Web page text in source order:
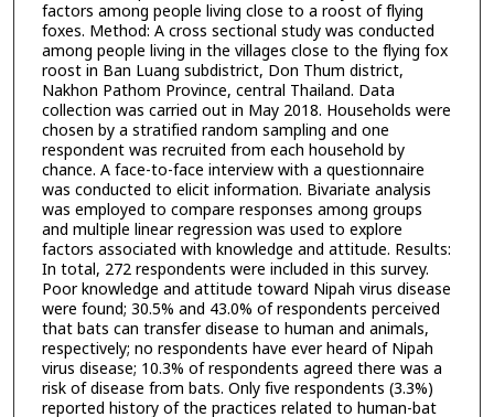
factors among people living close to a roost of flying
foxes. Method: A cross sectional study was conducted
among people living in the villages close to the flying fox
roost in Ban Luang subdistrict, Don Thum district,
Nakhon Pathom Province, central Thailand. Data
collection was carried out in May 2018. Households were
chosen by a stratified random sampling and one
respondent was recruited from each household by
chance. A face-to-face interview with a questionnaire
was conducted to elicit information. Bivariate analysis
was employed to compare responses among groups
and multiple linear regression was used to explore
factors associated with knowledge and attitude. Results:
In total, 272 respondents were included in this survey.
Poor knowledge and attitude toward Nipah virus disease
were found; 30.5% and 43.0% of respondents perceived
that bats can transfer disease to human and animals,
respectively; no respondents have ever heard of Nipah
virus disease; 10.3% of respondents agreed there was a
risk of disease from bats. Only five respondents (3.3%)
reported history of the practices related to human-bat